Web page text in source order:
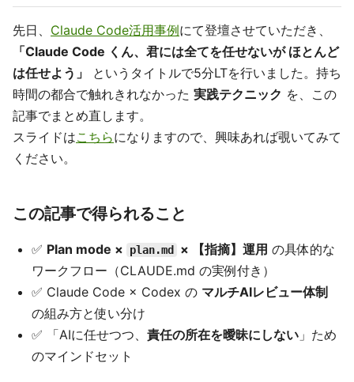
先日、 Claude Code活用事例にて登壇させていただき、
「Claude Code くん、君には全てを任せないが ほとんど
は任せよう」
というタイトルで5分LTを行いました。持ち
時間の都合で触れきれなかった 実践テクニック を、この
記事でまとめ直します。
スライドはこちらになりますので、興味あれば覗いてみて
ください。
この記事で得られること
✅ Plan mode × plan.md × 【指摘】運用 の具体的な
ワークフロー（CLAUDE.md の実例付き）
✅ Claude Code × Codex の マルチAIレビュー体制
の組み方と使い分け
✅ 「AIに任せつつ、 責任の所在を曖昧にしない 」ため
のマインドセット